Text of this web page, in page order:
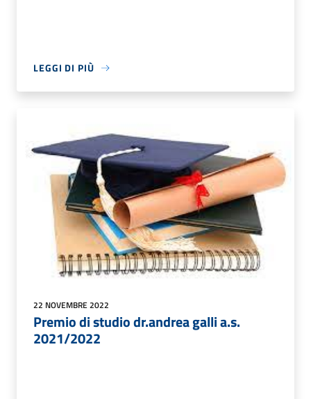
LEGGI DI PIÙ
22 NOVEMBRE 2022
Premio di studio dr.andrea galli a.s.
2021/2022